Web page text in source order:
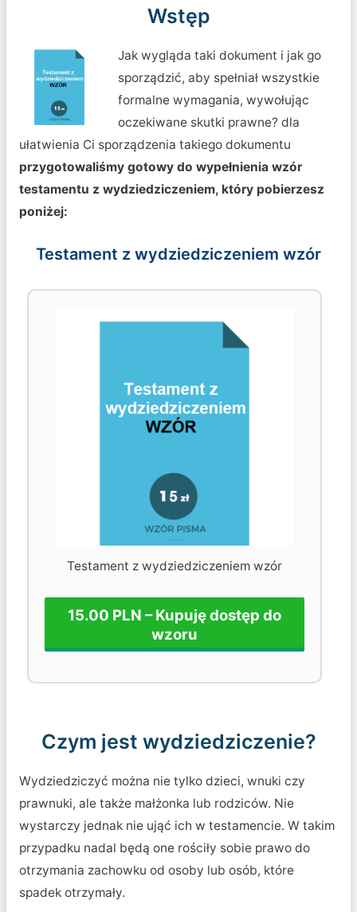
Wstęp
Jak wygląda taki dokument i jak go
sporządzić, aby spełniał wszystkie
formalne wymagania, wywołując
oczekiwane skutki prawne? dla
ułatwienia Ci sporządzenia takiego dokumentu
przygotowaliśmy gotowy do wypełnienia wzór
testamentu z wydziedziczeniem, który pobierzesz
poniżej:
Testament z wydziedziczeniem wzór
Testament z wydziedziczeniem wzór
15.00 PLN – Kupuję dostęp do
wzoru
Czym jest wydziedziczenie?
Wydziedziczyć można nie tylko dzieci, wnuki czy
prawnuki, ale także małżonka lub rodziców. Nie
wystarczy jednak nie ująć ich w testamencie. W takim
przypadku nadal będą one rościły sobie prawo do
otrzymania zachowku od osoby lub osób, które
spadek otrzymały.